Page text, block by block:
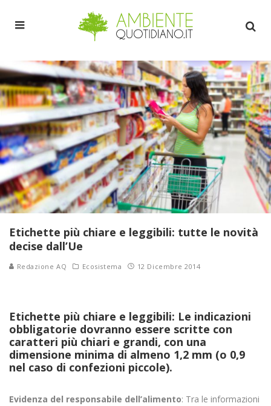
Etichette più chiare e leggibili: tutte le novità
decise dall’Ue
Redazione AQ Ecosistema 12 Dicembre 2014
Etichette più chiare e leggibili: Le indicazioni
obbligatorie dovranno essere scritte con
caratteri più chiari e grandi, con una
dimensione minima di almeno 1,2 mm (o 0,9
nel caso di confezioni piccole).
Evidenza del responsabile dell’alimento: Tra le informazioni